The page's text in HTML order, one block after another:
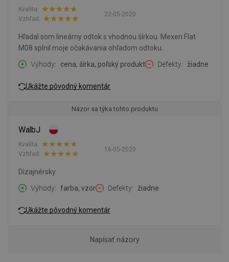
22-05-2020
Kvalita:
Vzhľad:
Hľadal som lineárny odtok s vhodnou šírkou. Mexen Flat
M08 splnil moje očakávania ohľadom odtoku.
Výhody
cena, šírka, poľský produkt Defekty žiadne
Ukážte pôvodný komentár
Názor sa týka tohto produktu
WalbJ
16-05-2020
Kvalita:
Vzhľad:
Dizajnérsky
Výhody
farba, vzor Defekty žiadne
Ukážte pôvodný komentár
Napísať názory